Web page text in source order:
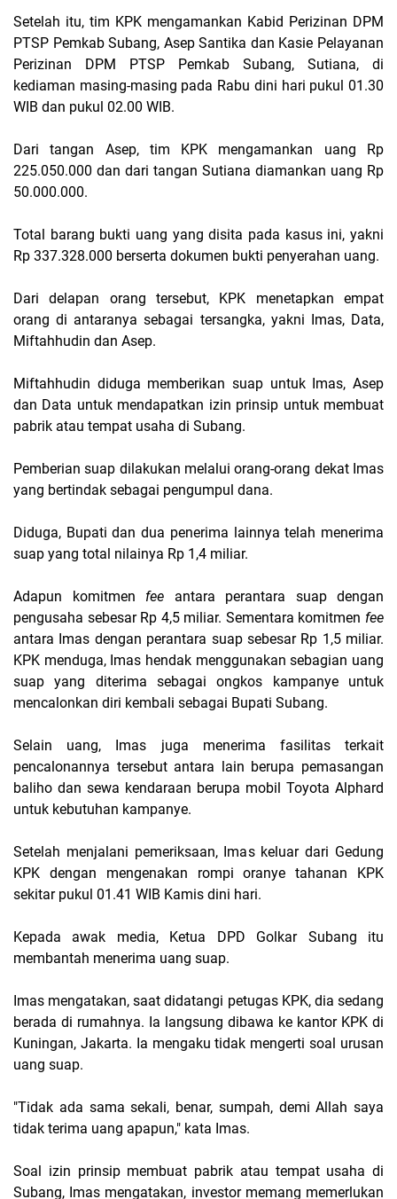
Setelah itu, tim KPK mengamankan Kabid Perizinan DPM
PTSP Pemkab Subang, Asep Santika dan Kasie Pelayanan
Perizinan DPM PTSP Pemkab Subang, Sutiana, di
kediaman masing-masing pada Rabu dini hari pukul 01.30
WIB dan pukul 02.00 WIB.
Dari tangan Asep, tim KPK mengamankan uang Rp
225.050.000 dan dari tangan Sutiana diamankan uang Rp
50.000.000.
Total barang bukti uang yang disita pada kasus ini, yakni
Rp 337.328.000 berserta dokumen bukti penyerahan uang.
Dari delapan orang tersebut, KPK menetapkan empat
orang di antaranya sebagai tersangka, yakni Imas, Data,
Miftahhudin dan Asep.
Miftahhudin diduga memberikan suap untuk Imas, Asep
dan Data untuk mendapatkan izin prinsip untuk membuat
pabrik atau tempat usaha di Subang.
Pemberian suap dilakukan melalui orang-orang dekat Imas
yang bertindak sebagai pengumpul dana.
Diduga, Bupati dan dua penerima lainnya telah menerima
suap yang total nilainya Rp 1,4 miliar.
Adapun komitmen fee antara perantara suap dengan
pengusaha sebesar Rp 4,5 miliar. Sementara komitmen fee
antara Imas dengan perantara suap sebesar Rp 1,5 miliar.
KPK menduga, Imas hendak menggunakan sebagian uang
suap yang diterima sebagai ongkos kampanye untuk
mencalonkan diri kembali sebagai Bupati Subang.
Selain uang, Imas juga menerima fasilitas terkait
pencalonannya tersebut antara lain berupa pemasangan
baliho dan sewa kendaraan berupa mobil Toyota Alphard
untuk kebutuhan kampanye.
Setelah menjalani pemeriksaan, Imas keluar dari Gedung
KPK dengan mengenakan rompi oranye tahanan KPK
sekitar pukul 01.41 WIB Kamis dini hari.
Kepada awak media, Ketua DPD Golkar Subang itu
membantah menerima uang suap.
Imas mengatakan, saat didatangi petugas KPK, dia sedang
berada di rumahnya. Ia langsung dibawa ke kantor KPK di
Kuningan, Jakarta. Ia mengaku tidak mengerti soal urusan
uang suap.
"Tidak ada sama sekali, benar, sumpah, demi Allah saya
tidak terima uang apapun," kata Imas.
Soal izin prinsip membuat pabrik atau tempat usaha di
Subang, Imas mengatakan, investor memang memerlukan